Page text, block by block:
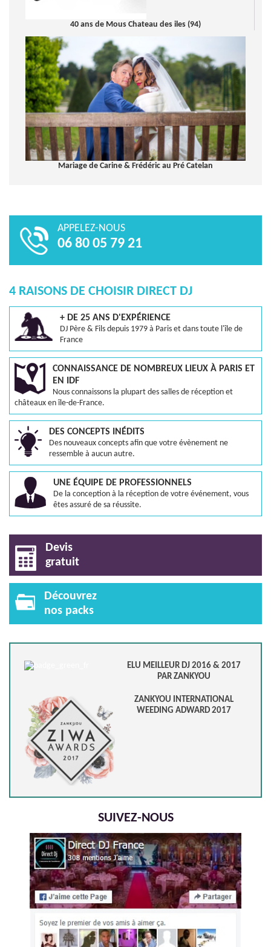
40 ans de Mous Chateau des iles (94)
Mariage de Carine & Frédéric au Pré Catelan
APPELEZ-NOUS
06 80 05 79 21
4 RAISONS DE CHOISIR DIRECT DJ
+ DE 25 ANS D'EXPÉRIENCE
DJ Père & Fils depuis 1979 à Paris et dans toute l'île de
France
CONNAISSANCE DE NOMBREUX LIEUX À PARIS ET
EN IDF
Nous connaissons la plupart des salles de réception et
châteaux en île-de-France.
DES CONCEPTS INÉDITS
Des nouveaux concepts afin que votre évènement ne
ressemble à aucun autre.
UNE ÉQUIPE DE PROFESSIONNELS
De la conception à la réception de votre événement, vous
êtes assuré de sa réussite.
Devis
gratuit
Découvrez
nos packs
ELU MEILLEUR DJ 2016 & 2017
PAR ZANKYOU
ZANKYOU INTERNATIONAL
WEEDING ADWARD 2017
SUIVEZ-NOUS